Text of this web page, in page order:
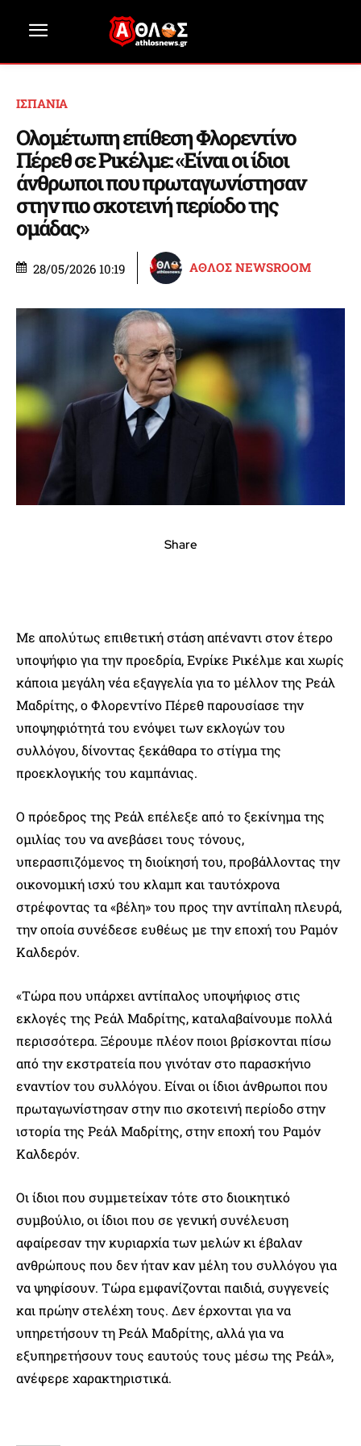
ΙΣΠΑΝΙΑ
Ολομέτωπη επίθεση Φλορεντίνο
Πέρεθ σε Ρικέλμε: «Είναι οι ίδιοι
άνθρωποι που πρωταγωνίστησαν
στην πιο σκοτεινή περίοδο της
ομάδας»
28/05/2026 10:19 ΑΘΛΟΣ NEWSROOM
Share
Με απολύτως επιθετική στάση απέναντι στον έτερο
υποψήφιο για την προεδρία, Ενρίκε Ρικέλμε και χωρίς
κάποια μεγάλη νέα εξαγγελία για το μέλλον της Ρεάλ
Μαδρίτης, ο Φλορεντίνο Πέρεθ παρουσίασε την
υποψηφιότητά του ενόψει των εκλογών του
συλλόγου, δίνοντας ξεκάθαρα το στίγμα της
προεκλογικής του καμπάνιας.
Ο πρόεδρος της Ρεάλ επέλεξε από το ξεκίνημα της
ομιλίας του να ανεβάσει τους τόνους,
υπερασπιζόμενος τη διοίκησή του, προβάλλοντας την
οικονομική ισχύ του κλαμπ και ταυτόχρονα
στρέφοντας τα «βέλη» του προς την αντίπαλη πλευρά,
την οποία συνέδεσε ευθέως με την εποχή του Ραμόν
Καλδερόν.
«Τώρα που υπάρχει αντίπαλος υποψήφιος στις
εκλογές της Ρεάλ Μαδρίτης, καταλαβαίνουμε πολλά
περισσότερα. Ξέρουμε πλέον ποιοι βρίσκονται πίσω
από την εκστρατεία που γινόταν στο παρασκήνιο
εναντίον του συλλόγου. Είναι οι ίδιοι άνθρωποι που
πρωταγωνίστησαν στην πιο σκοτεινή περίοδο στην
ιστορία της Ρεάλ Μαδρίτης, στην εποχή του Ραμόν
Καλδερόν.
Οι ίδιοι που συμμετείχαν τότε στο διοικητικό
συμβούλιο, οι ίδιοι που σε γενική συνέλευση
αφαίρεσαν την κυριαρχία των μελών κι έβαλαν
ανθρώπους που δεν ήταν καν μέλη του συλλόγου για
να ψηφίσουν. Τώρα εμφανίζονται παιδιά, συγγενείς
και πρώην στελέχη τους. Δεν έρχονται για να
υπηρετήσουν τη Ρεάλ Μαδρίτης, αλλά για να
εξυπηρετήσουν τους εαυτούς τους μέσω της Ρεάλ»,
ανέφερε χαρακτηριστικά.